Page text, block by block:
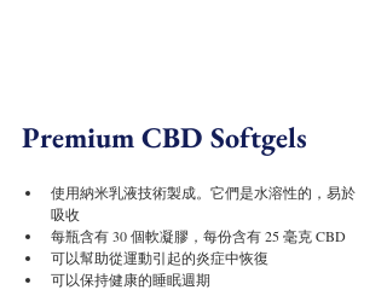
Premium CBD Softgels
使用納米乳液技術製成。它們是水溶性的，易於
吸收
每瓶含有 30 個軟凝膠，每份含有 25 毫克 CBD
可以幫助從運動引起的炎症中恢復
可以保持健康的睡眠週期